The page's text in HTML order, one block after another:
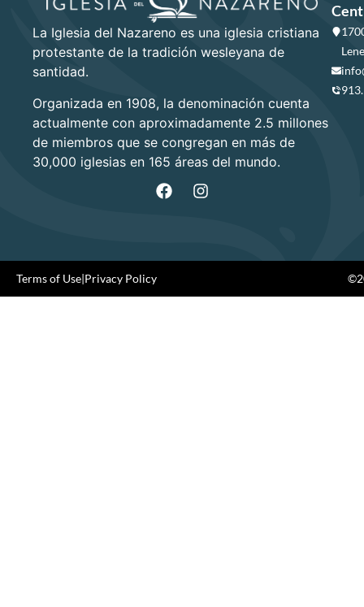
La Iglesia del Nazareno es una iglesia cristiana
protestante de la tradición wesleyana de
santidad.
Organizada en 1908, la denominación cuenta
actualmente con aproximadamente 2.5 millones
de miembros que se congregan en más de
30,000 iglesias en 165 áreas del mundo.
Terms of Use|Privacy Policy